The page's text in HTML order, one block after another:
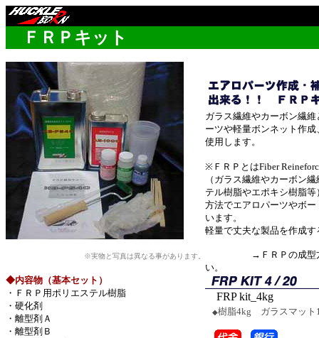
ＦＲＰキット
ガラス繊維やカーボン繊
ーツや軽量ボンネット作
使用します。
※ＦＲＰとはFiber
（ガラス繊維やカーボン
テル樹脂やエポキシ樹脂
方法でエアロパーツやボ
います。
軽量で丈夫な製品を作成
→ＦＲＰの成型方
い。
※実物と写真は異なる事があります。
◆内容物（基本セット）
・ＦＲＰ用ポリエステル樹脂
・硬化剤
・離型剤Ａ
・離型剤Ｂ
FRP kit_4kg
◆樹脂4kg ガラスマット